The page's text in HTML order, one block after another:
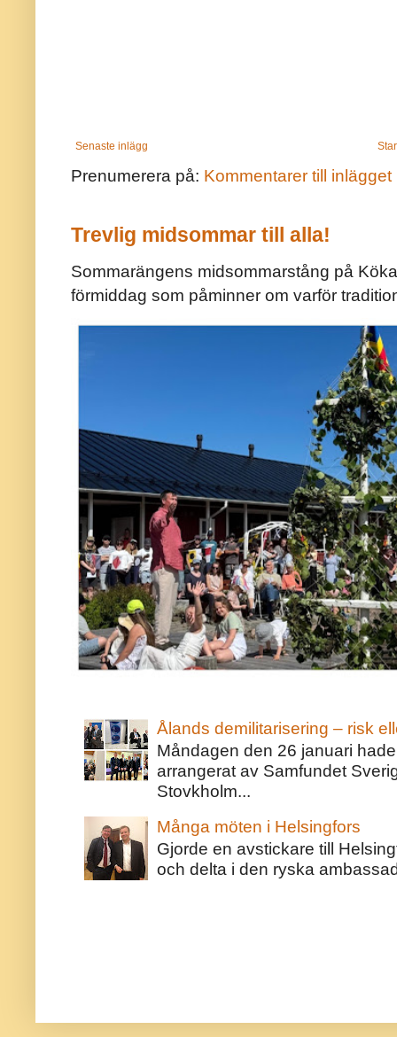
Senaste inlägg
Prenumerera på: Kommentarer till inlägget
Trevlig midsommar till alla!
Sommarängens midsommarstång på
förmiddag som påminner om varför
Ålands demilitarisering – risk
Måndagen den 26 januari
arrangerat av Samfundet
Stovkholm...
Många möten i Helsingfors
Gjorde en avstickare till
och delta i den ryska